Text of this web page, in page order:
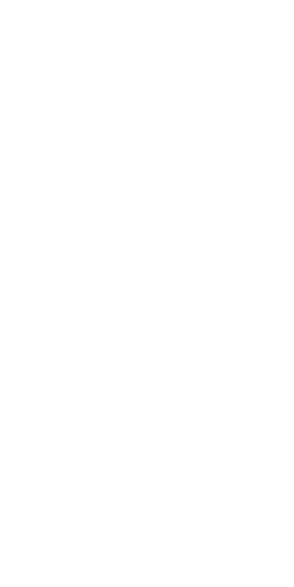
hervorheben
PLATTEN